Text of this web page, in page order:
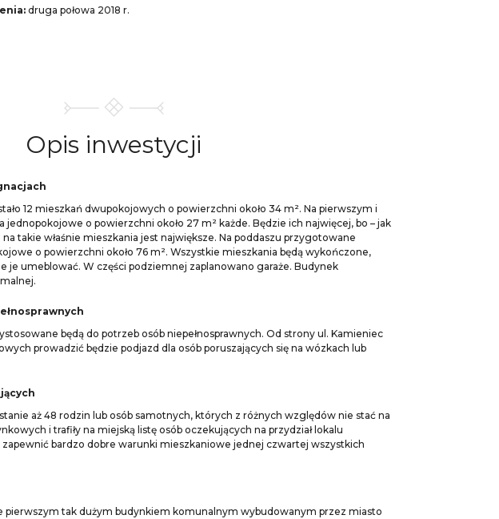
druga połowa 2018 r.
Opis inwestycji
12 mieszkań dwupokojowych o powierzchni około 34 m². Na pierwszym i
o powierzchni około 27 m² każde. Będzie ich najwięcej, bo – jak
takie właśnie mieszkania jest największe. Na poddaszu przygotowane
o powierzchni około 76 m². Wszystkie mieszkania będą wykończone,
je umeblować. W części podziemnej zaplanowano garaże. Budynek
będą do potrzeb osób niepełnosprawnych. Od strony ul. Kamieniec
prowadzić będzie podjazd dla osób poruszających się na wózkach lub
aż 48 rodzin lub osób samotnych, których z różnych względów nie stać na
i trafiły na miejską listę osób oczekujących na przydział lokalu
bardzo dobre warunki mieszkaniowe jednej czwartej wszystkich
pierwszym tak dużym budynkiem komunalnym wybudowanym przez miasto